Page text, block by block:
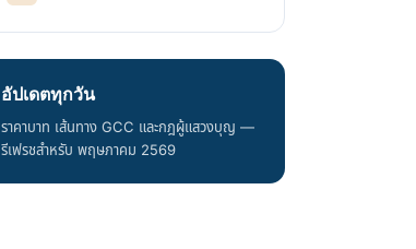
อัปเดตทุกวัน
ราคาบาท เส้นทาง GCC และกฎผู้แสวงบุญ —
รีเฟรชสำหรับ พฤษภาคม 2569